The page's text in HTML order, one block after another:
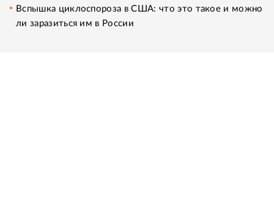
Вспышка циклоспороза в США: что это такое и можно
ли заразиться им в России